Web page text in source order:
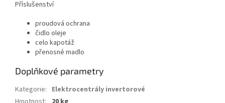
Příslušenství
proudová ochrana
čidlo oleje
celo kapotáž
přenosné madlo
Doplňkové parametry
Kategorie: Elektrocentrály invertorové